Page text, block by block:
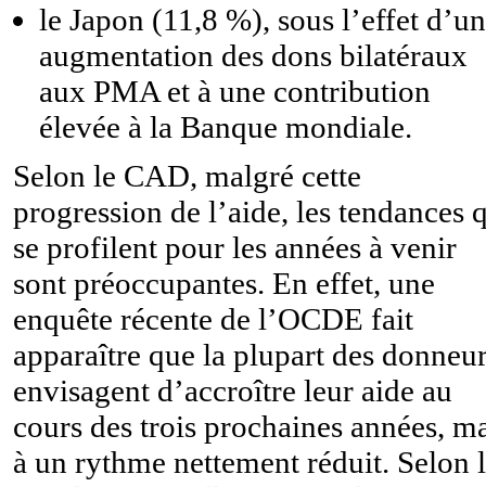
le Japon (11,8 %), sous l’effet
augmentation des dons bilatéraux
aux PMA et à une contribution
élevée à la Banque mondiale.
Selon le CAD, malgré cette
progression de l’aide, les tendances
se profilent pour les années à venir
sont préoccupantes. En effet, une
enquête récente de l’OCDE fait
apparaître que la plupart des
envisagent d’accroître leur aide au
cours des trois prochaines années,
à un rythme nettement réduit. Selon